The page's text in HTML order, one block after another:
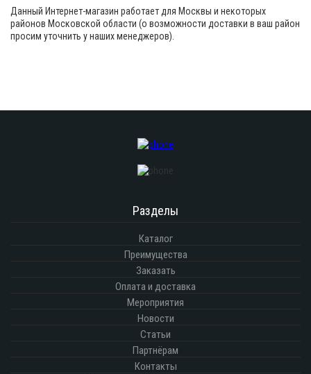
Данный Интернет-магазин работает для Москвы и некоторых
районов Московской области (о возможности доставки в ваш район
просим уточнить у наших менеджеров).
Разделы
Каталог
Преимущества
Заказать
Оплата и доставка
Мероприятия
Новости
Статьи
Партнёрам
Контакты